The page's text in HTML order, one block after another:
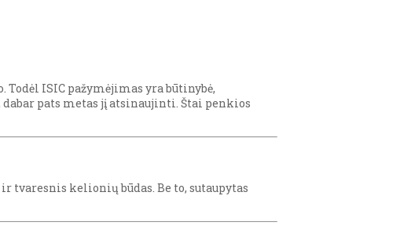
ISIC pažymėjimas yra būtinybė,
pats metas jį atsinaujinti. Štai penkios
tvaresnis kelionių būdas. Be to, sutaupytas